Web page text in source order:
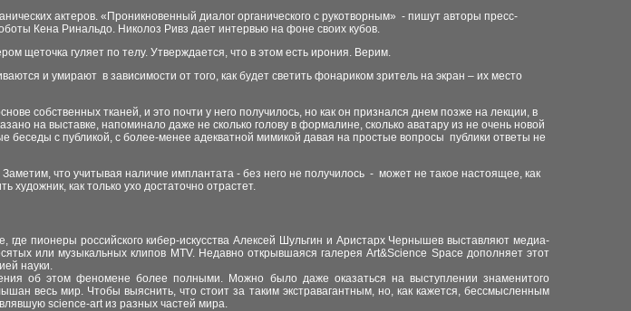
актеров. «Проникновенный диалог органического с рукотворным» - пишут авторы пресс-
Кена Ринальдо. Николоз Ривз дает интервью на фоне своих кубов.
щеточка гуляет по телу. Утверждается, что в этом есть ирония. Верим.
и умирают в зависимости от того, как будет светить фонариком зритель на экран – их место
собственных тканей, и это почти у него получилось, но как он признался днем позже на лекции, в
на выставке, напоминало даже не сколько голову в формалине, сколько аватару из не очень новой
с публикой, с более-менее адекватной мимикой давая на простые вопросы публики ответы не
что учитывая наличие имплантата - без него не получилось - может не такое настоящее, как
как только ухо достаточно отрастет.
пионеры российского кибер-искусства Алексей Шульгин и Аристарх Чернышев выставляют медиа-
или музыкальных клипов MTV. Недавно открывшаяся галерея Art&Science Space дополняет этот
науки.
об этом феномене более полными. Можно было даже оказаться на выступлении знаменитого
весь мир. Чтобы выяснить, что стоит за таким экстравагантным, но, как кажется, бессмысленным
science-art из разных частей мира.